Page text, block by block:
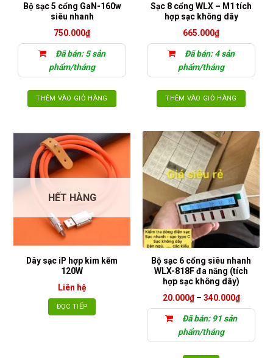
được
trên
trang
sản
phẩm
Bộ sạc 5 cổng GaN-160w
siêu nhanh
750.000₫
Đã bán: 5 sản
phẩm/tháng
THÊM VÀO GIỎ HÀNG
Sạc 8 cổng WLX – M1 tích
hợp sạc không dây
665.000₫
Đã bán: 4 sản
phẩm/tháng
THÊM VÀO GIỎ HÀNG
HẾT HÀNG
Dây sạc iP hợp kim kẽm
120W
Liên hệ
ĐỌC TIẾP
Bộ sạc 6 cổng siêu nhanh
WLX-818F đa năng (tích
hợp sạc không dây)
20.000₫ – 340.000₫Khoảng
giá:
Đã bán: 91 sản
phẩm/tháng